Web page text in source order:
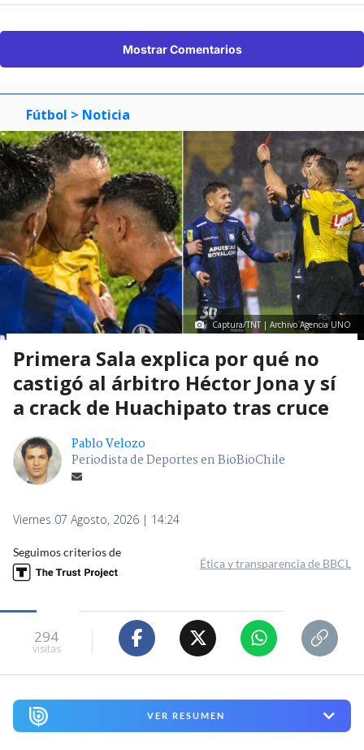
Mostrar Comentarios
Fútbol > Noticia
Captura/TNT | Archivo Agencia UNO
Primera Sala explica por qué no
castigó al árbitro Héctor Jona y sí
a crack de Huachipato tras cruce
Pablo Velozo
Periodista de Deportes en BioBioChile
Viernes 07 Agosto, 2026 | 14:24
Seguimos criterios de
Ética y transparencia de BBCL
294
visitas
VER RESUMEN